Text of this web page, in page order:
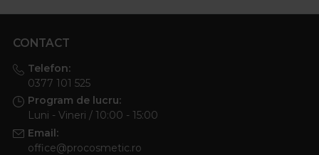
CONTACT
Telefon:
0377 101 525
Program de lucru:
Luni - Vineri / 10:00 - 15:00
Email:
office@procosmetic.ro